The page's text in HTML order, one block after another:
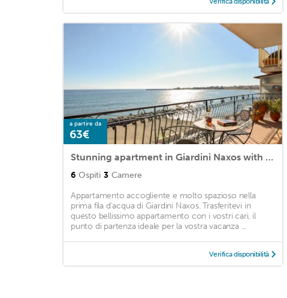
a partire da
63€
Stunning apartment in Giardini Naxos with WiFi and 2 Bedrooms
6 Ospiti 3 Camere
Appartamento accogliente e molto spazioso nella
prima fila d'acqua di Giardini Naxos. Trasferitevi in
questo bellissimo appartamento con i vostri cari, il
punto di partenza ideale per la vostra vacanza ...
Verifica disponibilità